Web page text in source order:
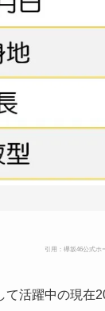
引用：欅坂46公式ホ
活躍中の現在